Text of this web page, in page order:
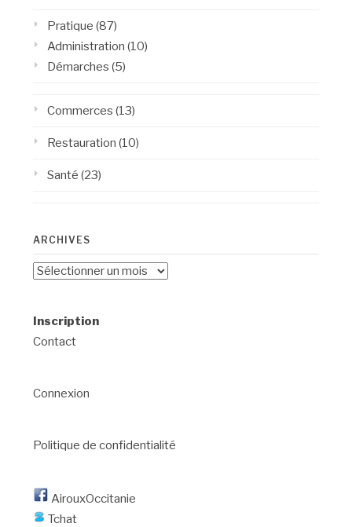
Pratique (87)
Administration (10)
Démarches (5)
Commerces (13)
Restauration (10)
Santé (23)
ARCHIVES
Archives
Inscription
Contact
Connexion
Politique de confidentialité
AirouxOccitanie
Tchat